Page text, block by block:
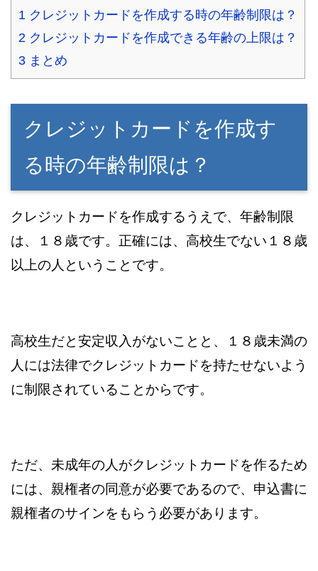
1 クレジットカードを作成する時の年齢制限は？
2 クレジットカードを作成できる年齢の上限は？
3 まとめ
クレジットカードを作成す
る時の年齢制限は？
クレジットカードを作成するうえで、年齢制限
は、１８歳です。正確には、高校生でない１８歳
以上の人ということです。
高校生だと安定収入がないことと、１８歳未満の
人には法律でクレジットカードを持たせないよう
に制限されていることからです。
ただ、未成年の人がクレジットカードを作るため
には、親権者の同意が必要であるので、申込書に
親権者のサインをもらう必要があります。